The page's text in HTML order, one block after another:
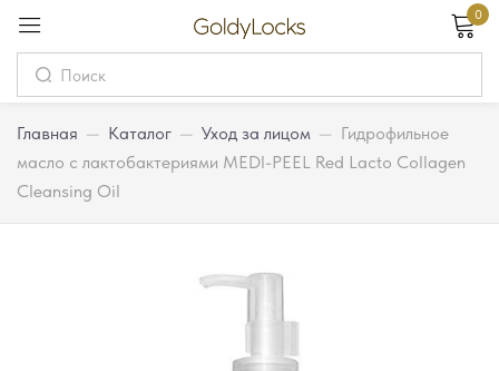
0
Главная — Каталог — Уход за лицом — Гидрофильное
масло с лактобактериями MEDI-PEEL Red Lacto Collagen
Cleansing Oil
Вход
Password
Вход